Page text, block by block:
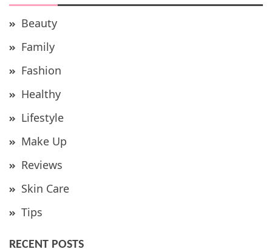
Beauty
Family
Fashion
Healthy
Lifestyle
Make Up
Reviews
Skin Care
Tips
RECENT POSTS